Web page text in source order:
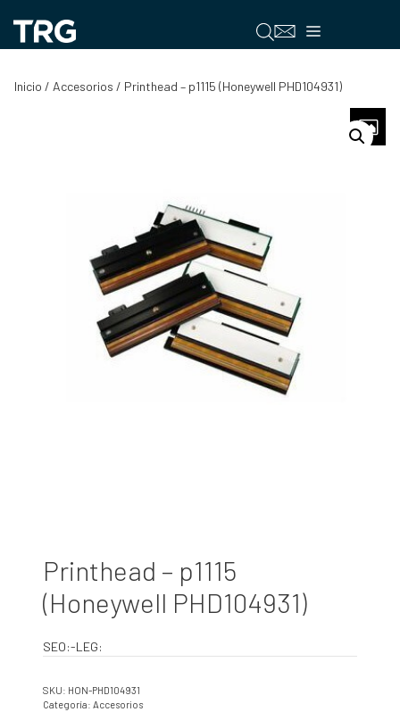
contenido
Menú
Inicio / Accesorios / Printhead – p1115 (Honeywell PHD104931)
Printhead – p1115
(Honeywell PHD104931)
SEO:-LEG:
SKU: HON-PHD104931
Categoría: Accesorios